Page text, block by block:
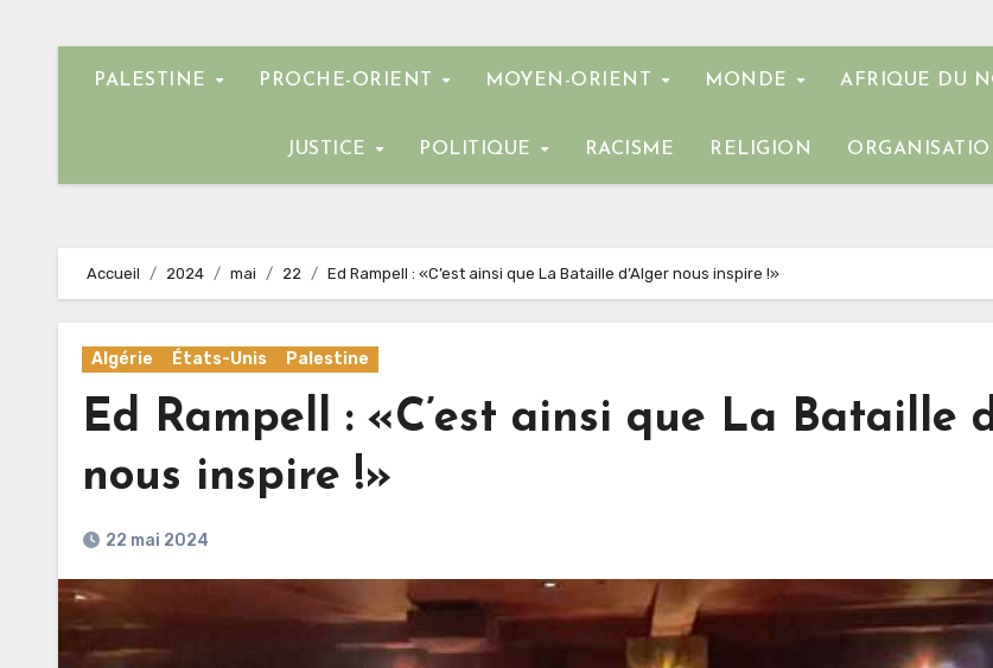
PALESTINE PROCHE-ORIENT MOYEN-ORIENT MONDE AFRIQUE DU
JUSTICE POLITIQUE RACISME RELIGION
Accueil 2024 mai 22 Ed Rampell : «C’est ainsi que La Bataille d’Alger nous inspire !»
Algérie États-Unis Palestine
Ed Rampell : «C’est ainsi que La Bataille
nous inspire !»
22 mai 2024